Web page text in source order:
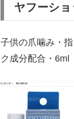
ヤフーシ
子供の爪噛み・
ク成分配合・6ml